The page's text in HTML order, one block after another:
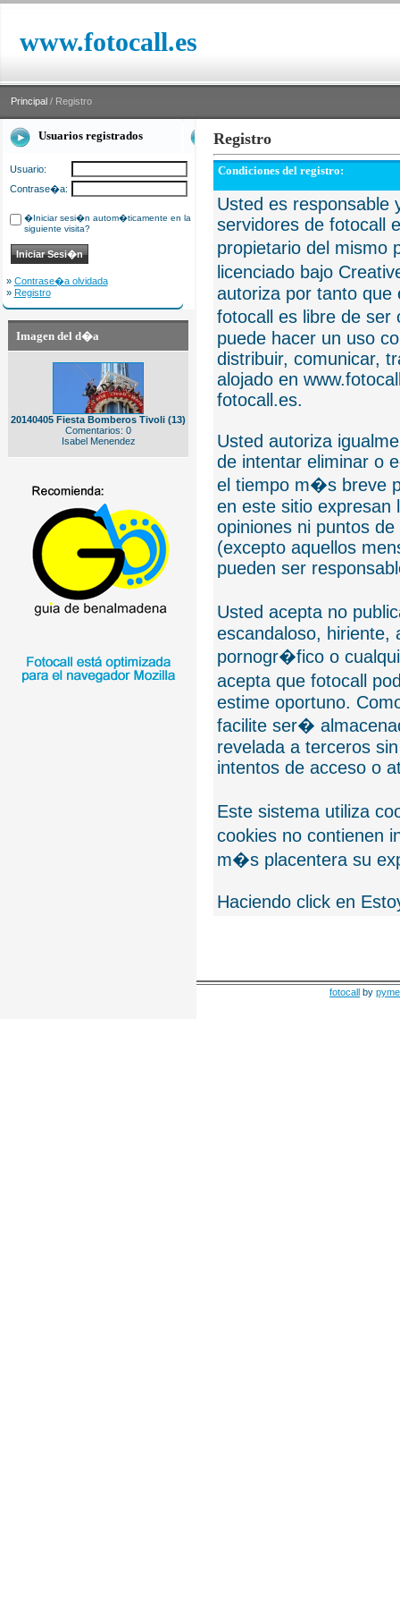
www.fotocall.es
Principal / Registro
Usuarios registrados
Usuario:
Contrase�a:
�Iniciar sesi�n autom�ticamente en la
siguiente visita?
» Contrase�a olvidada
» Registro
Imagen del d�a
20140405 Fiesta Bomberos Tivoli (13)
Comentarios: 0
Isabel Menendez
Registro
Condiciones del registro:
Usted es responsable
servidores de fotocall
propietario del mismo
licenciado bajo
autoriza por tanto que
fotocall es libre de
puede hacer un uso
distribuir, comunicar,
alojado en
fotocall.es.
Usted autoriza
de intentar eliminar o
el tiempo m�s breve
en este sitio expresan
opiniones ni puntos
(excepto aquellos
pueden ser
Usted acepta no
escandaloso, hiriente,
pornogr�fico o
acepta que fotocall
estime oportuno.
facilite ser�
revelada a terceros
intentos de acceso o
Este sistema utiliza
cookies no contienen
m�s placentera su
Haciendo click en
fotocall by